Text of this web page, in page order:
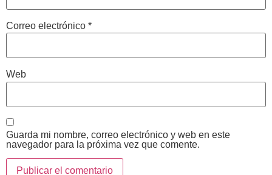
Correo electrónico *
Web
Guarda mi nombre, correo electrónico y web en este
navegador para la próxima vez que comente.